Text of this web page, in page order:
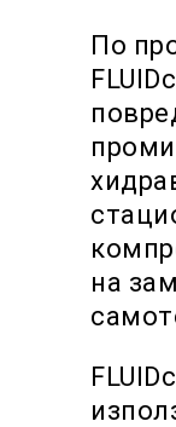
По
на